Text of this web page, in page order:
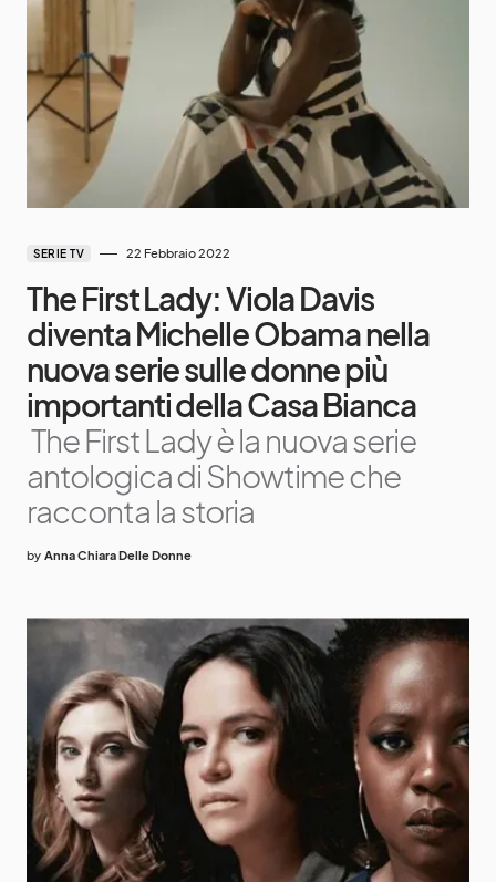
SERIE TV 22 Febbraio 2022
The First Lady: Viola Davis
diventa Michelle Obama nella
nuova serie sulle donne più
importanti della Casa Bianca
The First Lady è la nuova serie
antologica di Showtime che
racconta la storia
by Anna Chiara Delle Donne